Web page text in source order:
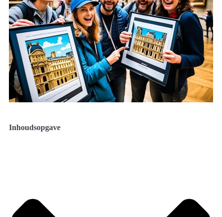
Inhoudsopgave